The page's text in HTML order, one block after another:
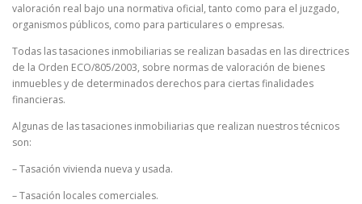
valoración real bajo una normativa oficial, tanto como para el juzgado,
organismos públicos, como para particulares o empresas.
Todas las tasaciones inmobiliarias se realizan basadas en las directrices
de la Orden ECO/805/2003, sobre normas de valoración de bienes
inmuebles y de determinados derechos para ciertas finalidades
financieras.
Algunas de las tasaciones inmobiliarias que realizan nuestros técnicos
son:
– Tasación vivienda nueva y usada.
– Tasación locales comerciales.